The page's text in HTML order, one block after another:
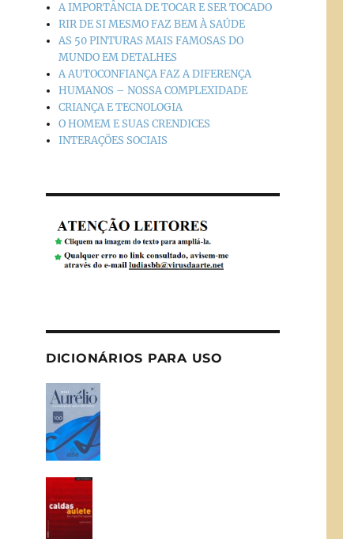
A IMPORTÂNCIA DE TOCAR E SER TOCADO
RIR DE SI MESMO FAZ BEM À SAÚDE
AS 50 PINTURAS MAIS FAMOSAS DO
MUNDO EM DETALHES
A AUTOCONFIANÇA FAZ A DIFERENÇA
HUMANOS – NOSSA COMPLEXIDADE
CRIANÇA E TECNOLOGIA
O HOMEM E SUAS CRENDICES
INTERAÇÕES SOCIAIS
DICIONÁRIOS PARA USO